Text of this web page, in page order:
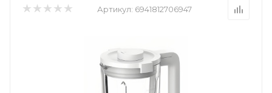
Артикул: 6941812706947